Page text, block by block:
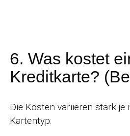
6. Was kostet
Kreditkarte?
Die Kosten variieren stark je
Kartentyp: